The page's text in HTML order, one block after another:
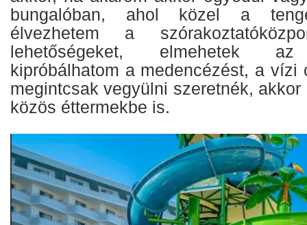
bungalóban, ahol közel a
élvezhetem a
lehetőségeket, elmehetek az
kipróbálhatom a medencézést, a vízi
megintcsak vegyülni szeretnék,
közös éttermekbe is.